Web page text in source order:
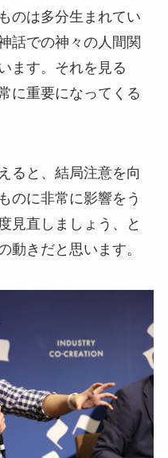
のは多分生まれてい
話での神々の人間関
ます。それを見る
に重要になってくる
ると、結局注意を向
のに非常に影響をう
見直しましょう、と
動きだと思います。